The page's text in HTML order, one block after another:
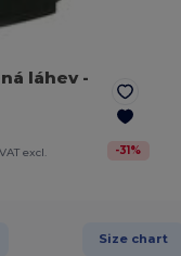
láhev-
VAT excl. -31 %
Size chart